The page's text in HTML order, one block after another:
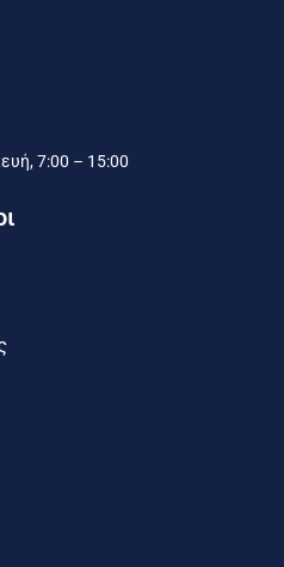
7:00 – 15:00